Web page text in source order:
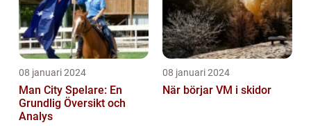
08 januari 2024
Man City Spelare: En
Grundlig Översikt och
Analys
08 januari 2024
När börjar VM i skidor